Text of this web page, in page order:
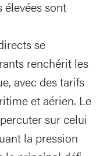
sont
se
renchérit les
avec des tarifs
et aérien. Le
sur celui
la pression